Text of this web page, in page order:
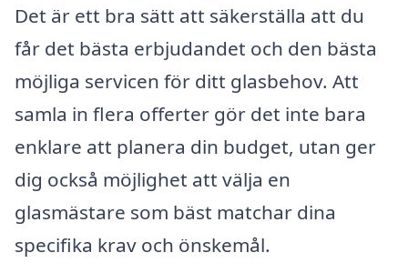
Det är ett bra sätt att säkerställa att du
får det bästa erbjudandet och den bästa
möjliga servicen för ditt glasbehov. Att
samla in flera offerter gör det inte bara
enklare att planera din budget, utan ger
dig också möjlighet att välja en
glasmästare som bäst matchar dina
specifika krav och önskemål.